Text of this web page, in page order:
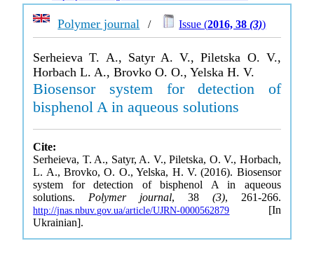
Polymer journal / Issue (2016, 38(3))
Serheieva T. A., Satyr A. V., Piletska O. V.,
Horbach L. A., Brovko O. O., Yelska H. V.
Biosensor system for detection of
bisphenol A in aqueous solutions
Cite:
Serheieva, T. A., Satyr, A. V., Piletska, O. V., Horbach,
L. A., Brovko, O. O., Yelska, H. V. (2016). Biosensor
system for detection of bisphenol A in aqueous
solutions. Polymer journal, 38 (3), 261-266.
http://jnas.nbuv.gov.ua/article/UJRN-0000562879 [In
Ukrainian].